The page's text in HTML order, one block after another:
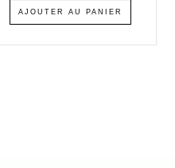
AJOUTER AU PANIER